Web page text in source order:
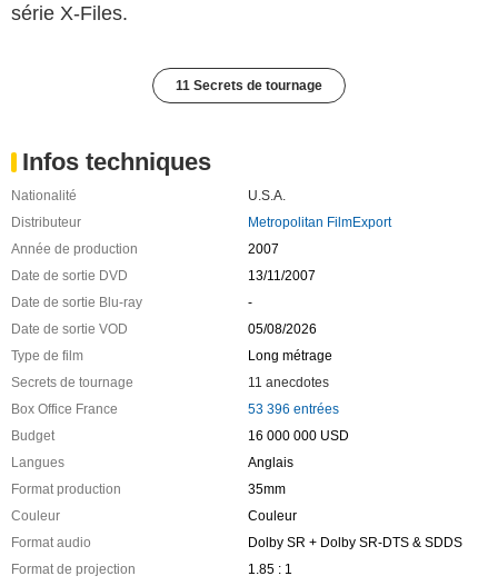
série X-Files.
11 Secrets de tournage
Infos techniques
Nationalité
U.S.A.
Distributeur
Metropolitan FilmExport
Année de production
2007
Date de sortie DVD
13/11/2007
Date de sortie Blu-ray
-
Date de sortie VOD
05/08/2026
Type de film
Long métrage
Secrets de tournage
11 anecdotes
Box Office France
53 396 entrées
Budget
16 000 000 USD
Langues
Anglais
Format production
35mm
Couleur
Couleur
Format audio
Dolby SR + Dolby SR-DTS & SDDS
Format de projection
1.85 : 1